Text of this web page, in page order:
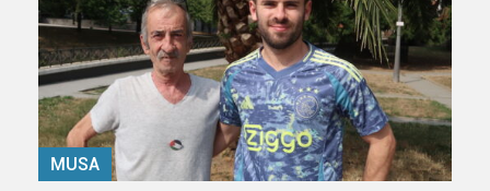
MUSA